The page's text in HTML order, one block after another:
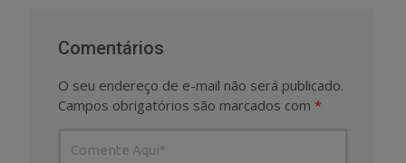
Comentários
O seu endereço de e-mail não será publicado.
Campos obrigatórios são marcados com *